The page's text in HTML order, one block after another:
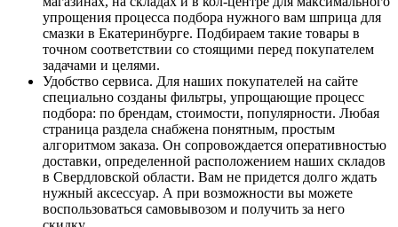
упрощения процесса подбора нужного вам шприца для
смазки в Екатеринбурге. Подбираем такие товары в
точном соответствии со стоящими перед покупателем
задачами и целями.
Удобство сервиса. Для наших покупателей на сайте
специально созданы фильтры, упрощающие процесс
подбора: по брендам, стоимости, популярности. Любая
страница раздела снабжена понятным, простым
алгоритмом заказа. Он сопровождается оперативностью
доставки, определенной расположением наших складов
в Свердловской области. Вам не придется долго ждать
нужный аксессуар. А при возможности вы можете
воспользоваться самовывозом и получить за него